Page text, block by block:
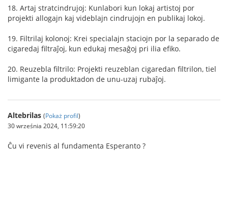
18. Artaj stratcindrujoj: Kunlabori kun lokaj artistoj por
projekti allogajn kaj videblajn cindrujojn en publikaj lokoj.
19. Filtrilaj kolonoj: Krei specialajn staciojn por la separado de
cigaredaj filtraĵoj, kun edukaj mesaĝoj pri ilia efiko.
20. Reuzebla filtrilo: Projekti reuzeblan cigaredan filtrilon, tiel
limigante la produktadon de unu-uzaj rubaĵoj.
Altebrilas (Pokaż profil)
30 września 2024, 11:59:20
Ĉu vi revenis al fundamenta Esperanto ?